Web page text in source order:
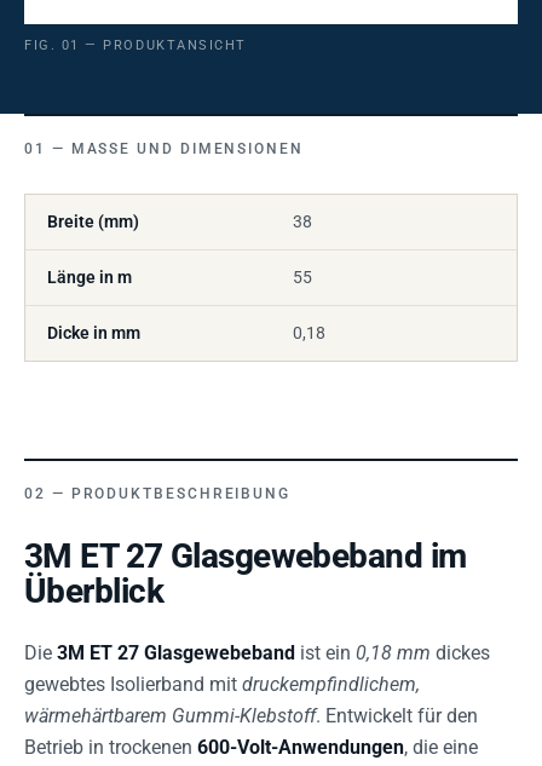
FIG. 01 — PRODUKTANSICHT
MASSE UND DIMENSIONEN
Breite (mm) 38
Länge in m 55
Dicke in mm 0,18
PRODUKTBESCHREIBUNG
3M ET 27 Glasgewebeband im
Überblick
Die 3M ET 27 Glasgewebeband ist ein 0,18 mm dickes
gewebtes Isolierband mit druckempfindlichem,
wärmehärtbarem Gummi-Klebstoff. Entwickelt für den
Betrieb in trockenen 600-Volt-Anwendungen, die eine